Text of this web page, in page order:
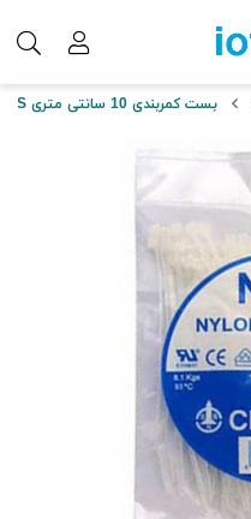
بست کمربندی 10 سانتی متری NSS مدل CM-100M بسته ۱۰۰ عددی